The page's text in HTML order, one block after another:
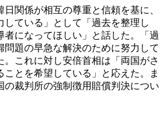
関係が相互の尊重と信頼を基に、
している」として「過去を整理し
者になってほしい」と話した。「過
問題の早急な解決のために努力して
。これに対し安倍首相は「両国がさ
ことを希望している」と応えた。ま
の裁判所の強制徴用賠償判決につい